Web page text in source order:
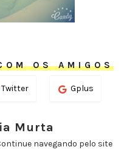
OS AMIGOS
Twitter Gplus
Murta
navegando pelo site